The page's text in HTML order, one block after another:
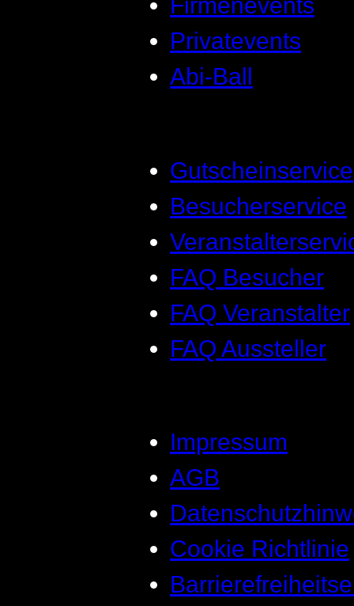
Firmenevents
Privatevents
Abi-Ball
Gutscheinservice
Besucherservice
FAQ Besucher
FAQ Veranstalter
FAQ Aussteller
Impressum
AGB
Cookie Richtlinie